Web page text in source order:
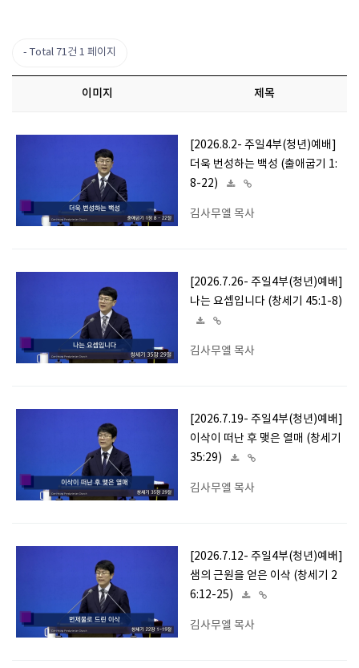
Total 71건 1 페이지
이미지 제목
[2026.8.2- 주일4부(청년)예배]
더욱 번성하는 백성 (출애굽기 1:
8-22)
김사무엘 목사
[2026.7.26- 주일4부(청년)예배]
나는 요셉입니다 (창세기 45:1-8)
김사무엘 목사
[2026.7.19- 주일4부(청년)예배]
이삭이 떠난 후 맺은 열매 (창세기
35:29)
김사무엘 목사
[2026.7.12- 주일4부(청년)예배]
샘의 근원을 얻은 이삭 (창세기 2
6:12-25)
김사무엘 목사